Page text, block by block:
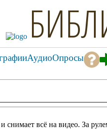
АудиоОпросы
всё на видео. За